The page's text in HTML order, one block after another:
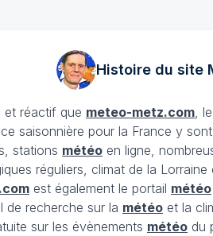
Histoire du site
et réactif que meteo-metz.com ,
saisonnière pour la France y
stations météo en ligne,
réguliers, climat de la
est également le portail météo
de recherche sur la météo et la
sur les évènements météo du